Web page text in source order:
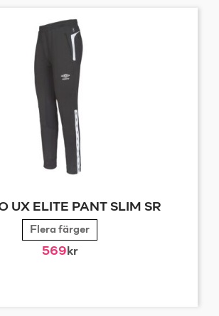
UX ELITE PANT SLIM SR
Flera färger
569kr